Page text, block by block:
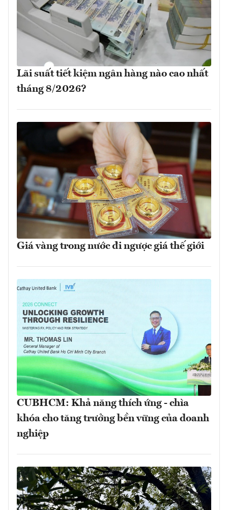
Lãi suất tiết kiệm ngân hàng nào cao nhất
tháng 8/2026?
Giá vàng trong nước đi ngược giá thế giới
CUBHCM: Khả năng thích ứng - chìa
khóa cho tăng trưởng bền vững của doanh
nghiệp